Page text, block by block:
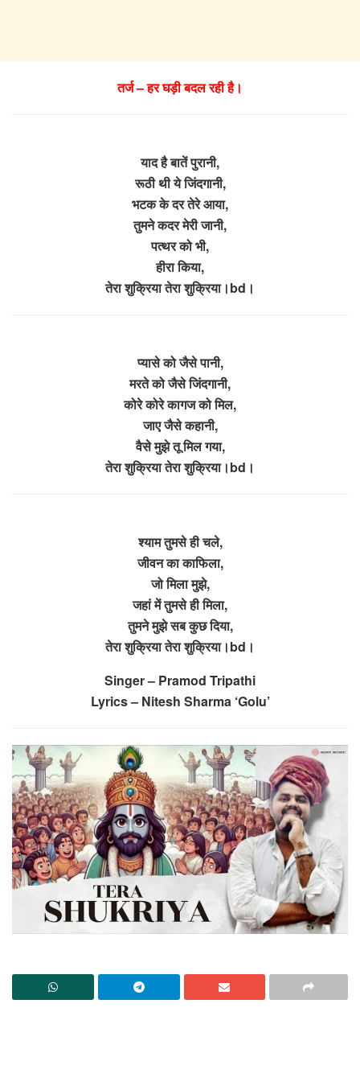
तर्ज – हर घड़ी बदल रही है।
याद है बातें पुरानी,
रूठी थी ये जिंदगानी,
भटक के दर तेरे आया,
तुमने कदर मेरी जानी,
पत्थर को भी,
हीरा किया,
तेरा शुक्रिया तेरा शुक्रिया।bd।
प्यासे को जैसे पानी,
मरते को जैसे जिंदगानी,
कोरे कोरे कागज को मिल,
जाए जैसे कहानी,
वैसे मुझे तू मिल गया,
तेरा शुक्रिया तेरा शुक्रिया।bd।
श्याम तुमसे ही चले,
जीवन का काफिला,
जो मिला मुझे,
जहां में तुमसे ही मिला,
तुमने मुझे सब कुछ दिया,
तेरा शुक्रिया तेरा शुक्रिया।bd।
Singer – Pramod Tripathi
Lyrics – Nitesh Sharma ‘Golu’